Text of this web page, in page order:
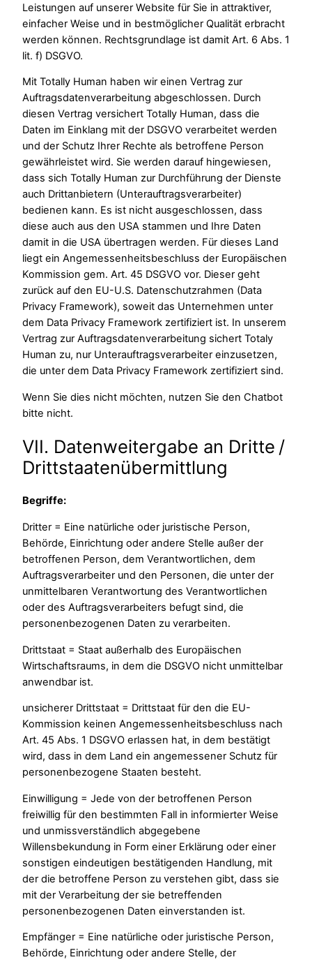
Leistungen auf unserer Website für Sie in attraktiver,
einfacher Weise und in bestmöglicher Qualität erbracht
werden können. Rechtsgrundlage ist damit Art. 6 Abs. 1
lit. f) DSGVO.
Mit Totally Human haben wir einen Vertrag zur
Auftragsdatenverarbeitung abgeschlossen. Durch
diesen Vertrag versichert Totally Human, dass die
Daten im Einklang mit der DSGVO verarbeitet werden
und der Schutz Ihrer Rechte als betroffene Person
gewährleistet wird. Sie werden darauf hingewiesen,
dass sich Totally Human zur Durchführung der Dienste
auch Drittanbietern (Unterauftragsverarbeiter)
bedienen kann. Es ist nicht ausgeschlossen, dass
diese auch aus den USA stammen und Ihre Daten
damit in die USA übertragen werden. Für dieses Land
liegt ein Angemessenheitsbeschluss der Europäischen
Kommission gem. Art. 45 DSGVO vor. Dieser geht
zurück auf den EU-U.S. Datenschutzrahmen (Data
Privacy Framework), soweit das Unternehmen unter
dem Data Privacy Framework zertifiziert ist. In unserem
Vertrag zur Auftragsdatenverarbeitung sichert Totaly
Human zu, nur Unterauftragsverarbeiter einzusetzen,
die unter dem Data Privacy Framework zertifiziert sind.
Wenn Sie dies nicht möchten, nutzen Sie den Chatbot
bitte nicht.
VII. Datenweitergabe an Dritte /
Drittstaatenübermittlung
Begriffe:
Dritter = Eine natürliche oder juristische Person,
Behörde, Einrichtung oder andere Stelle außer der
betroffenen Person, dem Verantwortlichen, dem
Auftragsverarbeiter und den Personen, die unter der
unmittelbaren Verantwortung des Verantwortlichen
oder des Auftragsverarbeiters befugt sind, die
personenbezogenen Daten zu verarbeiten.
Drittstaat = Staat außerhalb des Europäischen
Wirtschaftsraums, in dem die DSGVO nicht unmittelbar
anwendbar ist.
unsicherer Drittstaat = Drittstaat für den die EU-
Kommission keinen Angemessenheitsbeschluss nach
Art. 45 Abs. 1 DSGVO erlassen hat, in dem bestätigt
wird, dass in dem Land ein angemessener Schutz für
personenbezogene Staaten besteht.
Einwilligung = Jede von der betroffenen Person
freiwillig für den bestimmten Fall in informierter Weise
und unmissverständlich abgegebene
Willensbekundung in Form einer Erklärung oder einer
sonstigen eindeutigen bestätigenden Handlung, mit
der die betroffene Person zu verstehen gibt, dass sie
mit der Verarbeitung der sie betreffenden
personenbezogenen Daten einverstanden ist.
Empfänger = Eine natürliche oder juristische Person,
Behörde, Einrichtung oder andere Stelle, der